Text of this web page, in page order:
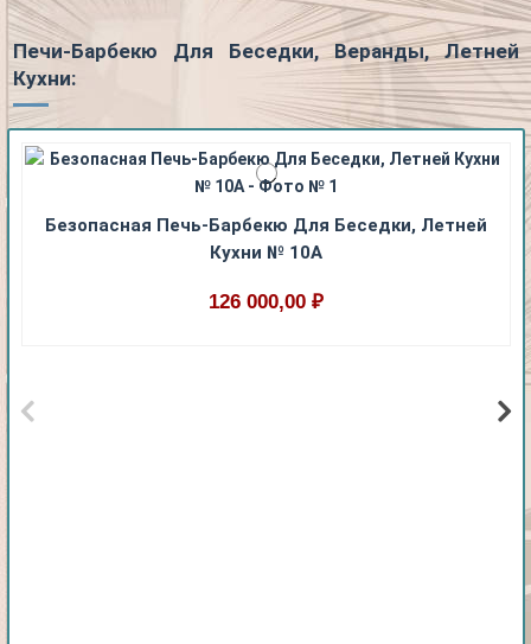
Печи-Барбекю Для Беседки, Веранды, Летней
Кухни:
Безопасная Печь-Барбекю Для Беседки, Летней
Кухни № 10А
126 000,00 ₽